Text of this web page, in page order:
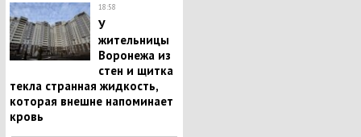
18:58
У
жительницы
Воронежа из
стен и щитка
текла странная жидкость,
которая внешне напоминает
кровь